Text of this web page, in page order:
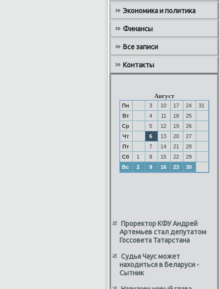
Экономика и политика
Финансы
Все записи
Контакты
Август
Пн 3 10 17 24
31
Вт
4 11 18
25
Ср
5 12 19
26
Чт
6 13 20
27
Пт
7 14 21
28
Сб
1 8 15 22
29
Вс
2 9 16 23 30
Проректор КФУ Андрей
Артемьев стал депутатом
Госсовета Татарстана
Судья Чаус может
находиться в Беларуси -
Сытник